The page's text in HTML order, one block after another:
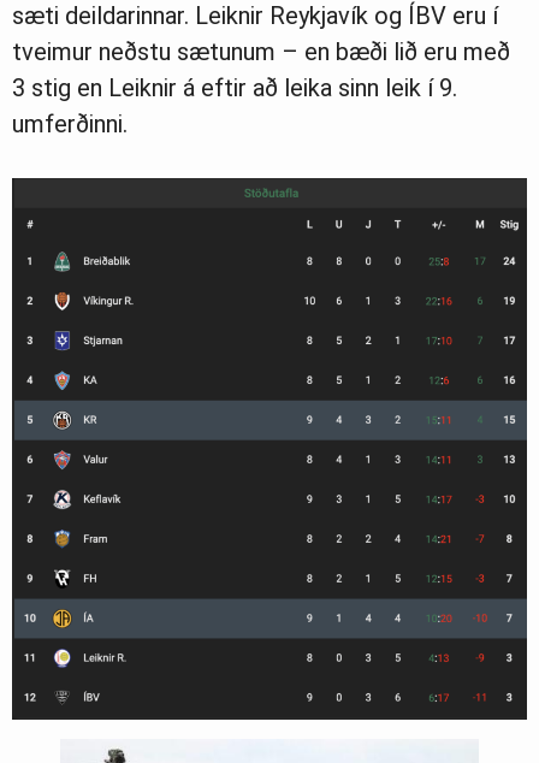
sæti deildarinnar. Leiknir Reykjavík og ÍBV eru í
tveimur neðstu sætunum – en bæði lið eru með
3 stig en Leiknir á eftir að leika sinn leik í 9.
umferðinni.